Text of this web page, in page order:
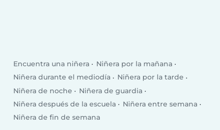
Encuentra una niñera
Niñera por la mañana
Niñera durante el mediodía
Niñera por la tarde
Niñera de noche
Niñera de guardia
Niñera después de la escuela
Niñera entre semana
Niñera de fin de semana